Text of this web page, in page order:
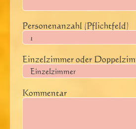
Personenanzahl (Pflichtfeld)
Einzelzimmer oder
Kommentar